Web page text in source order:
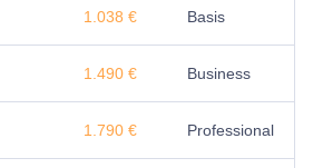
1.038 € Basis
1.490 € Business
1.790 € Professional